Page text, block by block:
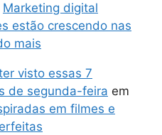
Marketing digital
estão crescendo nas
mais
visto essas 7
de segunda-feira em
em filmes e